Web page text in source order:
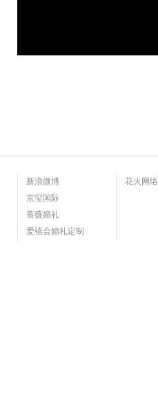
新浪微博
京玺国际
蔷薇婚礼
爱禧会婚礼定制
花火网络